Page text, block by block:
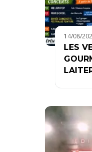
14/08/
LES